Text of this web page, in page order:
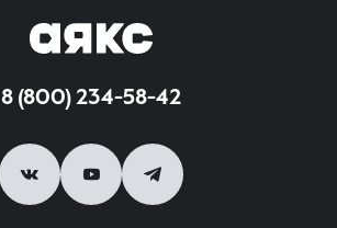
8 (800) 234-58-42